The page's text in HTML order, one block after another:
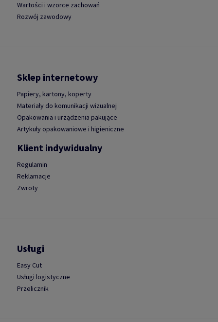
Wartości i wzorce zachowań
Rozwój zawodowy
Sklep internetowy
Papiery, kartony, koperty
Materiały do komunikacji wizualnej
Opakowania i urządzenia pakujące
Artykuły opakowaniowe i higieniczne
Klient indywidualny
Regulamin
Reklamacje
Zwroty
Usługi
Easy Cut
Usługi logistyczne
Przelicznik